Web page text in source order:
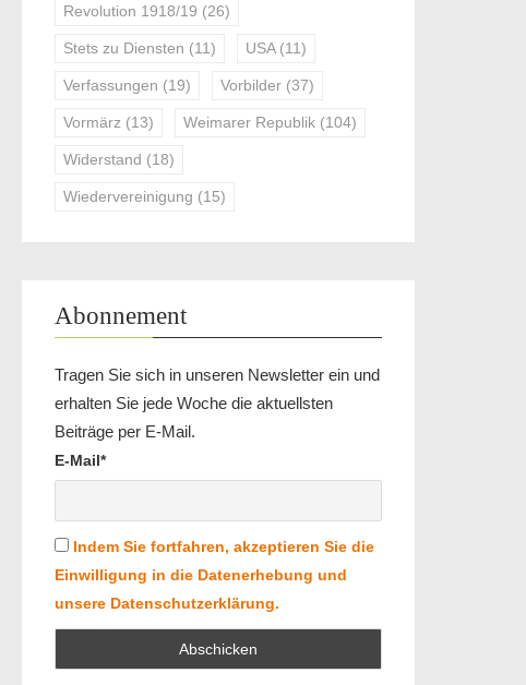
Revolution 1918/19 (26)
Stets zu Diensten (11) USA(11)
Verfassungen (19) Vorbilder (37)
Vormärz (13) Weimarer Republik (104)
Widerstand (18)
Wiedervereinigung (15)
Abonnement
Tragen Sie sich in unseren Newsletter ein und
erhalten Sie jede Woche die aktuellsten
Beiträge per E-Mail.
E-Mail*
Indem Sie fortfahren, akzeptieren Sie die
Einwilligung in die Datenerhebung und
unsere Datenschutzerklärung.